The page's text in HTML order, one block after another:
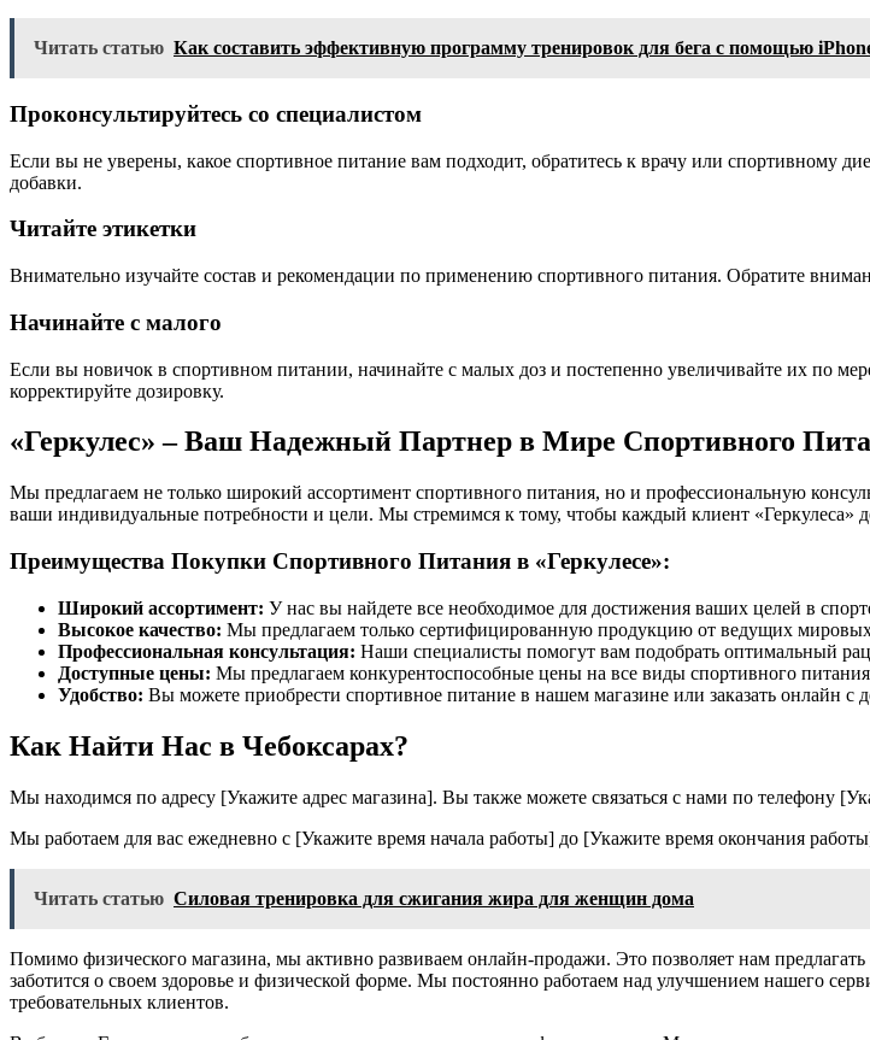
Читать статью Как составить эффективную программу тренировок для бега с помощью
Проконсультируйтесь со специалистом
Если вы не уверены, какое спортивное питание вам подходит, обратитесь к врачу или спортивному
добавки.
Читайте этикетки
Внимательно изучайте состав и рекомендации по применению спортивного питания. Обратите
Начинайте с малого
Если вы новичок в спортивном питании, начинайте с малых доз и постепенно увеличивайте их по
корректируйте дозировку.
«Геркулес» – Ваш Надежный Партнер в Мире Спортивного
Мы предлагаем не только широкий ассортимент спортивного питания, но и профессиональную
ваши индивидуальные потребности и цели. Мы стремимся к тому, чтобы каждый клиент «Геркулеса»
Преимущества Покупки Спортивного Питания в «Геркулесе»:
Широкий ассортимент: У нас вы найдете все необходимое для достижения ваших целей в
Высокое качество: Мы предлагаем только сертифицированную продукцию от ведущих
Профессиональная консультация: Наши специалисты помогут вам подобрать оптимальный
Доступные цены: Мы предлагаем конкурентоспособные цены на все виды спортивного
Удобство: Вы можете приобрести спортивное питание в нашем магазине или заказать онлайн с
Как Найти Нас в Чебоксарах?
Мы находимся по адресу [Укажите адрес магазина]. Вы также можете связаться с нами по телефону
Мы работаем для вас ежедневно с [Укажите время начала работы] до [Укажите время окончания
Читать статью Силовая тренировка для сжигания жира для женщин дома
Помимо физического магазина, мы активно развиваем онлайн-продажи. Это позволяет нам
заботится о своем здоровье и физической форме. Мы постоянно работаем над улучшением нашего
требовательных клиентов.